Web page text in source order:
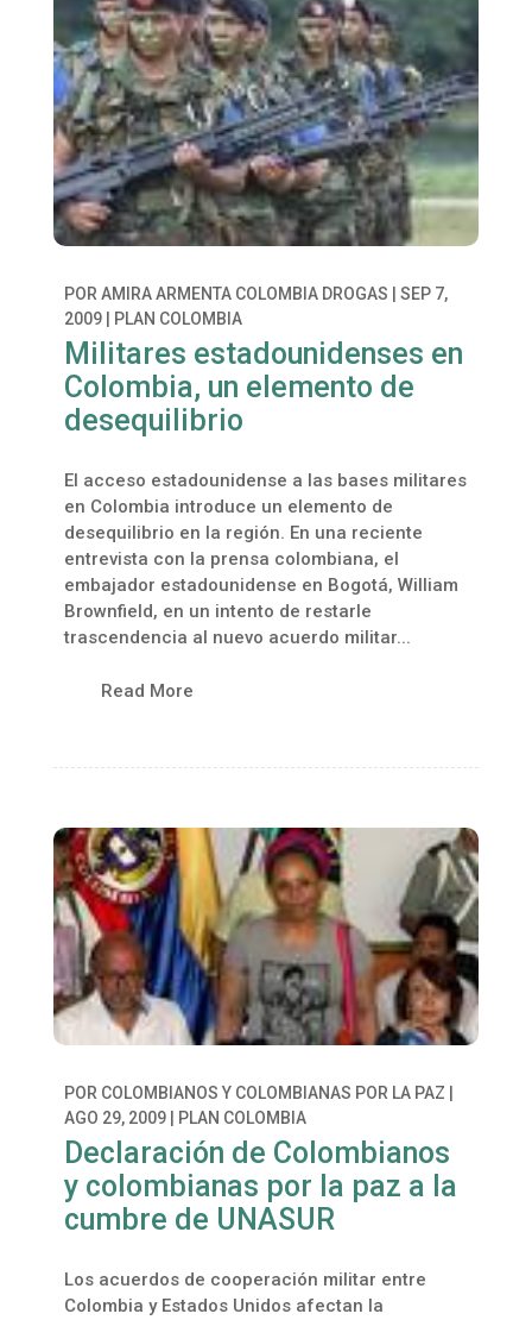
POR AMIRA ARMENTA COLOMBIA DROGAS
SEP 7,
2009| PLAN COLOMBIA
Militares estadounidenses en
Colombia, un elemento de
desequilibrio
El acceso estadounidense a las bases militares
en Colombia introduce un elemento de
desequilibrio en la región. En una reciente
entrevista con la prensa colombiana, el
embajador estadounidense en Bogotá, William
Brownfield, en un intento de restarle
trascendencia al nuevo acuerdo militar...
Read More
POR COLOMBIANOS Y COLOMBIANAS POR LA PAZ
AGO 29, 2009| PLAN COLOMBIA
Declaración de Colombianos
y colombianas por la paz a la
cumbre de UNASUR
Los acuerdos de cooperación militar entre
Colombia y Estados Unidos afectan la